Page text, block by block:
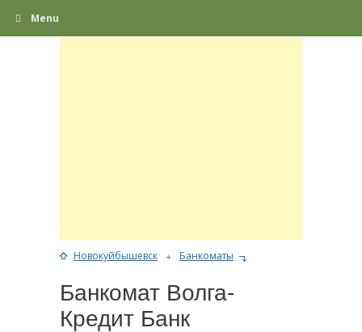
Menu
Новокуйбышевск Банкоматы
Банкомат Волга-
Кредит Банк